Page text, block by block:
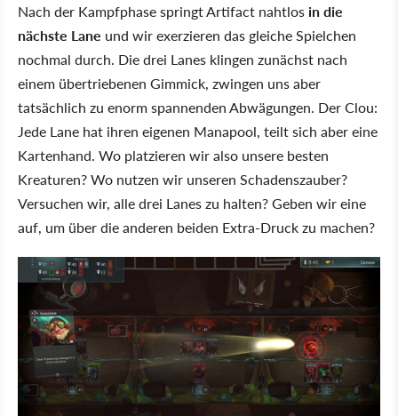
Nach der Kampfphase springt Artifact nahtlos in die
nächste Lane und wir exerzieren das gleiche Spielchen
nochmal durch. Die drei Lanes klingen zunächst nach
einem übertriebenen Gimmick, zwingen uns aber
tatsächlich zu enorm spannenden Abwägungen. Der Clou:
Jede Lane hat ihren eigenen Manapool, teilt sich aber eine
Kartenhand. Wo platzieren wir also unsere besten
Kreaturen? Wo nutzen wir unseren Schadenszauber?
Versuchen wir, alle drei Lanes zu halten? Geben wir eine
auf, um über die anderen beiden Extra-Druck zu machen?